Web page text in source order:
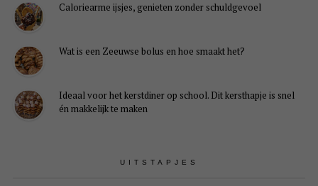
Caloriearme ijsjes, genieten zonder schuldgevoel
Wat is een Zeeuwse bolus en hoe smaakt het?
Ideaal voor het kerstdiner op school. Dit kersthapje is snel
én makkelijk te maken
UITSTAPJES